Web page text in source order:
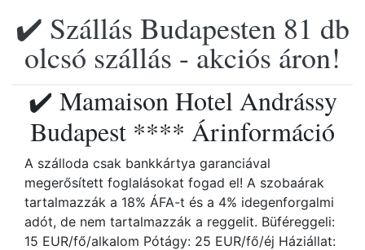
✔️ Szállás Budapesten 81 db
olcsó szállás - akciós áron!
✔️ Mamaison Hotel Andrássy
Budapest **** Árinformáció
A szálloda csak bankkártya garanciával
megerősített foglalásokat fogad el! A szobaárak
tartalmazzák a 18% ÁFA-t és a 4% idegenforgalmi
adót, de nem tartalmazzák a reggelit. Büféreggeli:
15 EUR/fő/alkalom Pótágy: 25 EUR/fő/éj Háziállat: